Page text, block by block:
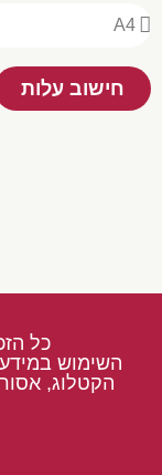
חישוב עלות
כל
השימוש במידע,
הקטלוג, אסורה